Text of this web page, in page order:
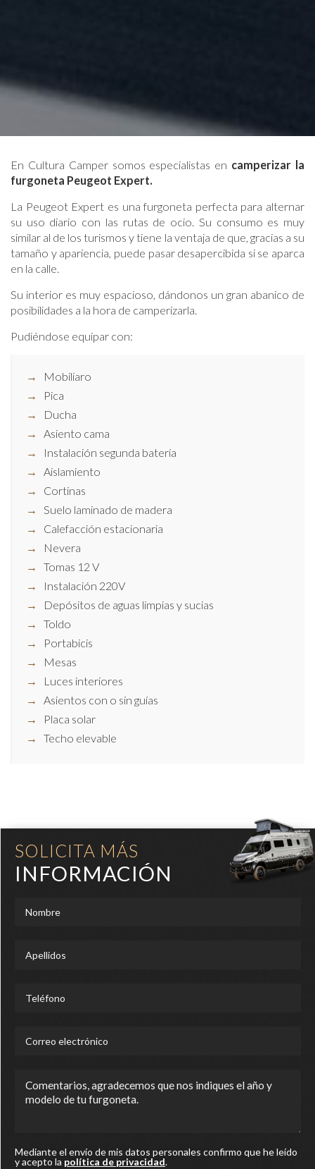
En Cultura Camper somos especialistas en camperizar la
furgoneta Peugeot Expert.
La Peugeot Expert es una furgoneta perfecta para alternar
su uso diario con las rutas de ocio. Su consumo es muy
similar al de los turismos y tiene la ventaja de que, gracias a su
tamaño y apariencia, puede pasar desapercibida si se aparca
en la calle.
Su interior es muy espacioso, dándonos un gran abanico de
posibilidades a la hora de camperizarla.
Pudiéndose equipar con:
Mobiliaro
Pica
Ducha
Asiento cama
Instalación segunda batería
Aislamiento
Cortinas
Suelo laminado de madera
Calefacción estacionaria
Nevera
Tomas 12 V
Instalación 220V
Depósitos de aguas limpias y sucias
Toldo
Portabicis
Mesas
Luces interiores
Asientos con o sin guías
Placa solar
Techo elevable
SOLICITA MÁS
INFORMACIÓN
Mediante el envío de mis datos personales confirmo que he leído
y acepto la política de privacidad.